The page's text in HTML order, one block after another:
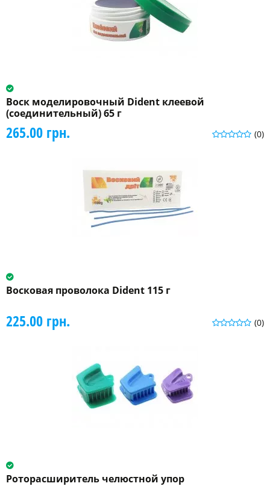
Воск моделировочный Dident клеевой
(соединительный) 65 г
(0)
265.00 грн.
Восковая проволока Dident 115 г
(0)
225.00 грн.
Роторасширитель челюстной упор